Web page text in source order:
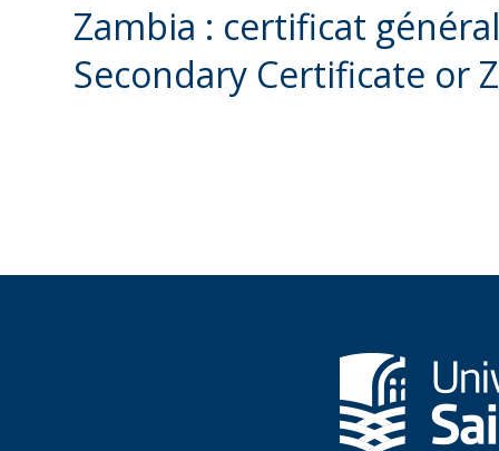
Zambia : certificat
Secondary Certificate or